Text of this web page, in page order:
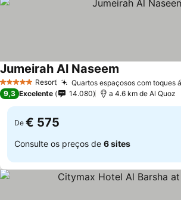
5 Estrelas Resort Quartos espaçosos com toques
Jumeirah Al Naseem
9,3 Excelente 14.080 a 4.6 km de Al Quoz
De € 575
Consulte os preços de 6 sites